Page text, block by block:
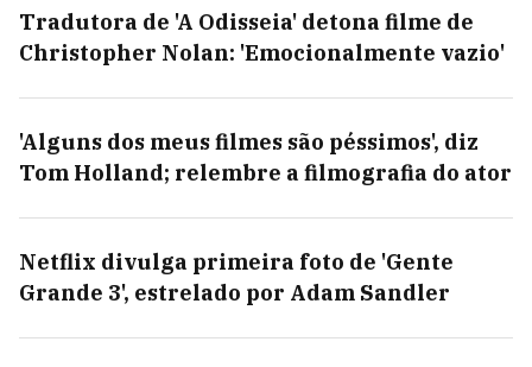
Tradutora de 'A Odisseia' detona filme de
Christopher Nolan: 'Emocionalmente vazio'
'Alguns dos meus filmes são péssimos', diz
Tom Holland; relembre a filmografia do ator
Netflix divulga primeira foto de 'Gente
Grande 3', estrelado por Adam Sandler